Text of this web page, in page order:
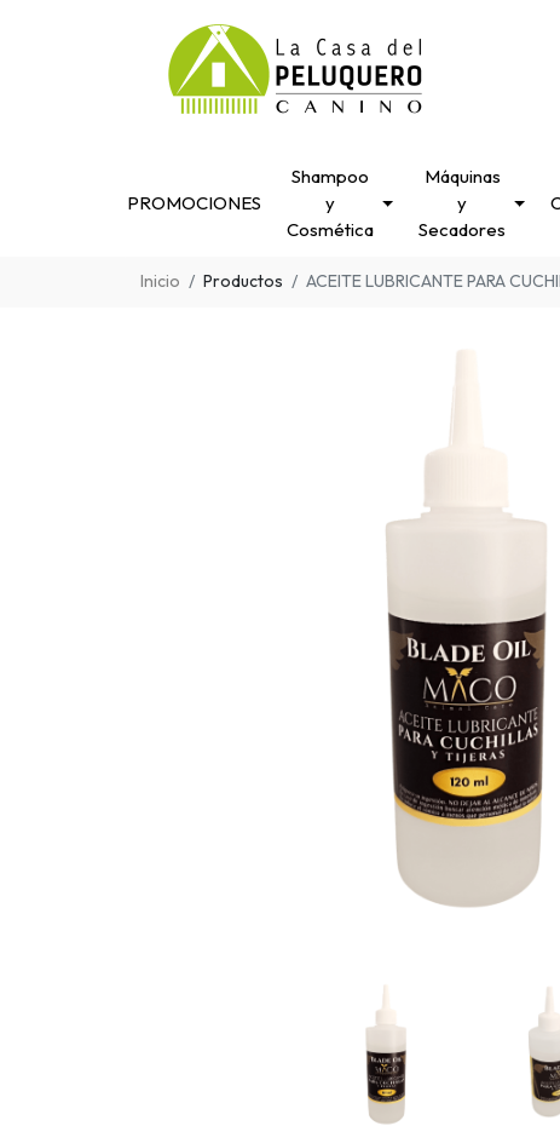
PROMOCIONES
Shampoo
y
Cosmética
Máquinas
y
Secadores
Inicio Productos ACEITE LUBRICANTE PARA